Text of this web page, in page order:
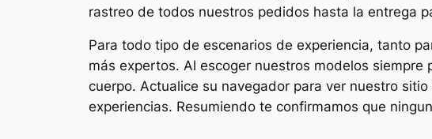
rastreo de todos nuestros pedidos hasta la entrega
Para todo tipo de escenarios de experiencia, tanto
más expertos. Al escoger nuestros modelos
cuerpo. Actualice su navegador para ver nuestro
experiencias. Resumiendo te confirmamos que